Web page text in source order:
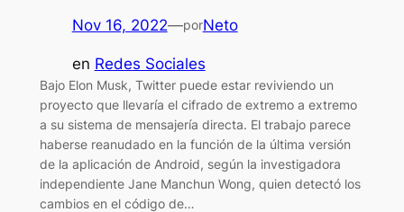
Nov 16, 2022—porNeto
en Redes Sociales
Bajo Elon Musk, Twitter puede estar reviviendo un
proyecto que llevaría el cifrado de extremo a extremo
a su sistema de mensajería directa. El trabajo parece
haberse reanudado en la función de la última versión
de la aplicación de Android, según la investigadora
independiente Jane Manchun Wong, quien detectó los
cambios en el código de…